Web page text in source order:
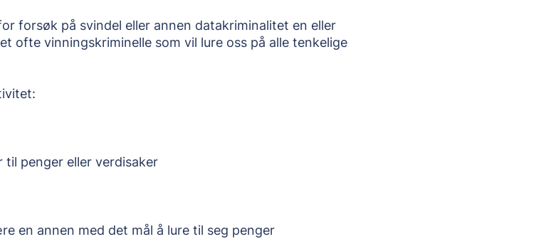
forsøk på svindel eller annen datakriminalitet en eller
ofte vinningskriminelle som vil lure oss på alle tenkelige
til penger eller verdisaker
en annen med det mål å lure til seg penger